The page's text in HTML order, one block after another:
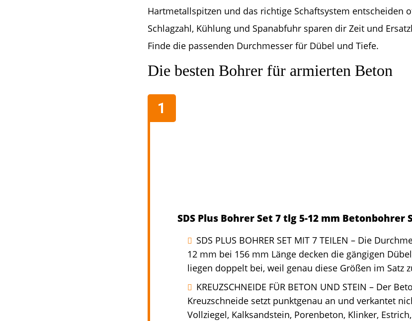
Hartmetallspitzen und das richtige Schaftsystem entscheiden
Schlagzahl, Kühlung und Spanabfuhr sparen dir Zeit und
Finde die passenden Durchmesser für Dübel und Tiefe.
Die besten Bohrer für armierten Beton
SDS Plus Bohrer Set 7 tlg 5-12 mm Betonbohrer
SDS PLUS BOHRER SET MIT 7 TEILEN – Die
12 mm bei 156 mm Länge decken die gängigen
liegen doppelt bei, weil genau diese Größen im Satz
KREUZSCHNEIDE FÜR BETON UND STEIN – Der
Kreuzschneide setzt punktgenau an und verkantet
Vollziegel, Kalksandstein, Porenbeton, Klinker,